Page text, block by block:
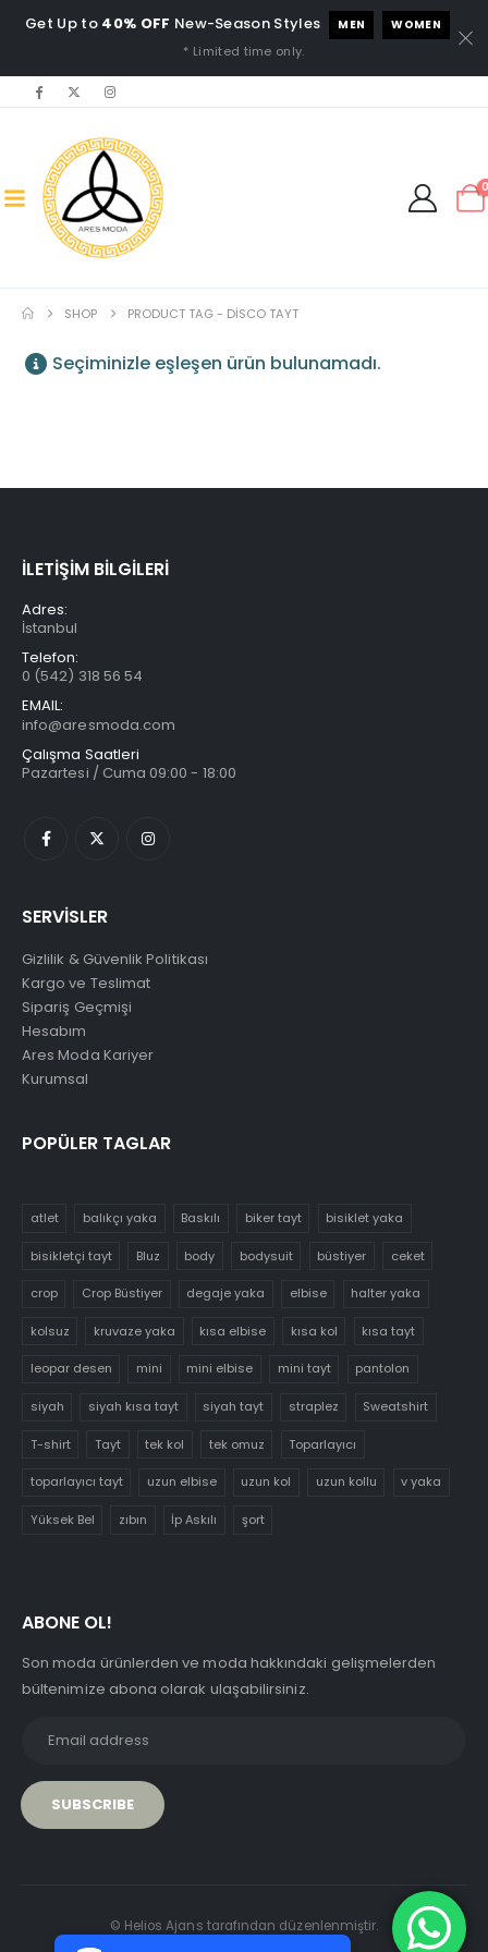
7/24 Canlı Destek
Get Up to 40% OFF New-Season Styles MEN WOMEN
* Limited time only.
SHOP PRODUCT TAG - DISCO TAYT
Seçiminizle eşleşen ürün bulunamadı.
İLETİŞİM BİLGİLERİ
Adres:
İstanbul
Telefon:
0 (542) 318 56 54
EMAIL:
info@aresmoda.com
Çalışma Saatleri
Pazartesi / Cuma 09:00 - 18:00
SERVİSLER
Gizlilik & Güvenlik Politikası
Kargo ve Teslimat
Sipariş Geçmişi
Hesabım
Ares Moda Kariyer
Kurumsal
POPÜLER TAGLAR
atlet balıkçı yaka Baskılı biker tayt bisiklet yaka
bisikletçi tayt Bluz body bodysuit büstiyer ceket
crop Crop Büstiyer degaje yaka elbise halter yaka
kolsuz kruvaze yaka kısa elbise kısa kol kısa tayt
leopar desen mini mini elbise mini tayt pantolon
siyah siyah kısa tayt siyah tayt straplez Sweatshirt
T-shirt Tayt tek kol tek omuz Toparlayıcı
toparlayıcı tayt uzun elbise uzun kol uzun kollu v yaka
Yüksek Bel zıbın İp Askılı şort
ABONE OL!
Son moda ürünlerden ve moda hakkındaki gelişmelerden
bültenimize abona olarak ulaşabilirsiniz.
© Helios Ajans tarafından düzenlenmiştir.